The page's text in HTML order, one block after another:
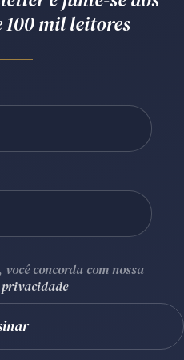
por RSS
CEP80240-000
100 mil leitores
concorda com nossa